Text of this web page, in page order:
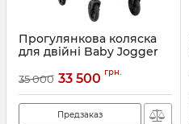
Прогулянкова коляска
для двійні Baby Jogger
Артикул:047406169696
35 000 33 500 грн.
Предзаказ